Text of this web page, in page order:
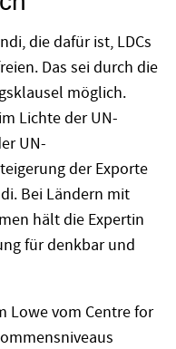
die dafür ist, LDCs
Das sei durch die
möglich.
Lichte der UN-
UN-
der Exporte
Bei Ländern mit
hält die Expertin
für denkbar und
Lowe vom Centre for